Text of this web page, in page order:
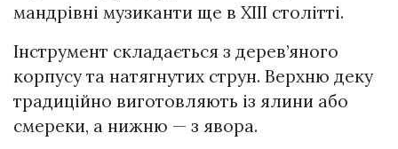
мандрівні музиканти ще в XIII столітті.
Інструмент складається з дерев’яного
корпусу та натягнутих струн. Верхню деку
традиційно виготовляють із ялини або
смереки, а нижню — з явора.